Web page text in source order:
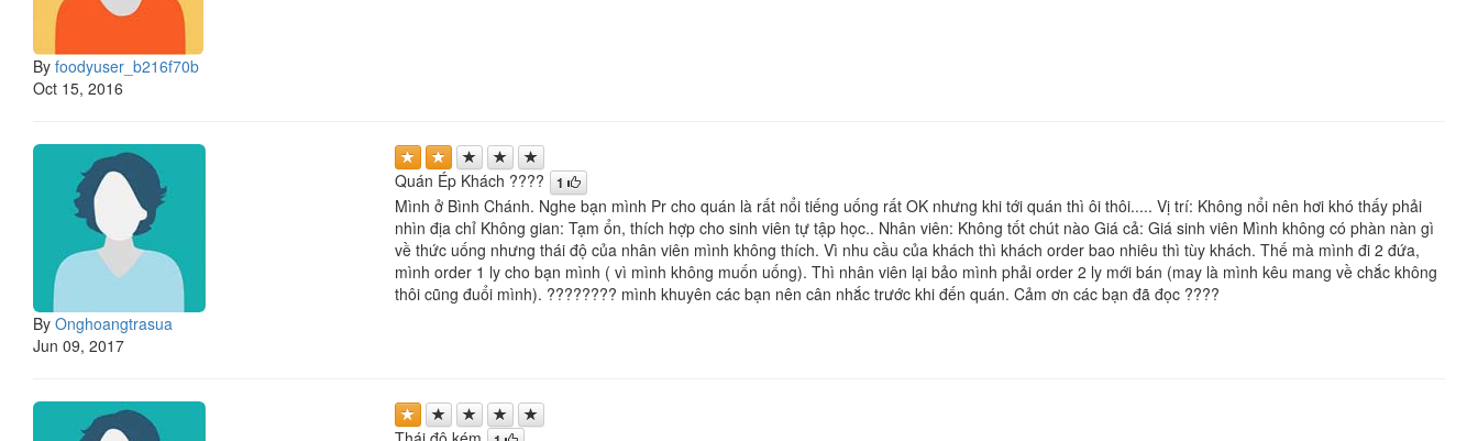
By foodyuser_b216f70b
Oct 15, 2016
By Onghoangtrasua
Jun 09, 2017
Quán Ép Khách ???? 1
Mình ở Bình Chánh. Nghe bạn mình Pr cho quán là rất nổi tiếng uống rất OK nhưng khi tới quán thì ôi thôi..... Vị trí: Không nổi nên hơi khó thấy phải
nhìn địa chỉ Không gian: Tạm ổn, thích hợp cho sinh viên tự tập học.. Nhân viên: Không tốt chút nào Giá cả: Giá sinh viên Mình không có phàn nàn gì
về thức uống nhưng thái độ của nhân viên mình không thích. Vì nhu cầu của khách thì khách order bao nhiêu thì tùy khách. Thế mà mình đi 2 đứa,
mình order 1 ly cho bạn mình ( vì mình không muốn uống). Thì nhân viên lại bảo mình phải order 2 ly mới bán (may là mình kêu mang về chắc không
thôi cũng đuổi mình). ???????? mình khuyên các bạn nên cân nhắc trước khi đến quán. Cảm ơn các bạn đã đọc ????